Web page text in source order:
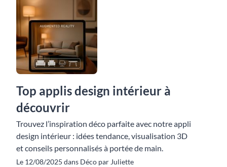
Top applis design intérieur à
découvrir
Trouvez l’inspiration déco parfaite avec notre appli
design intérieur : idées tendance, visualisation 3D
et conseils personnalisés à portée de main.
Le 12/08/2025 dans Déco par Juliette